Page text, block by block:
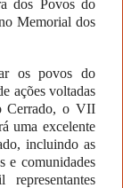
dos Povos do
Memorial dos
os povos do
ações voltadas
Cerrado, o VII
uma excelente
incluindo as
e comunidades